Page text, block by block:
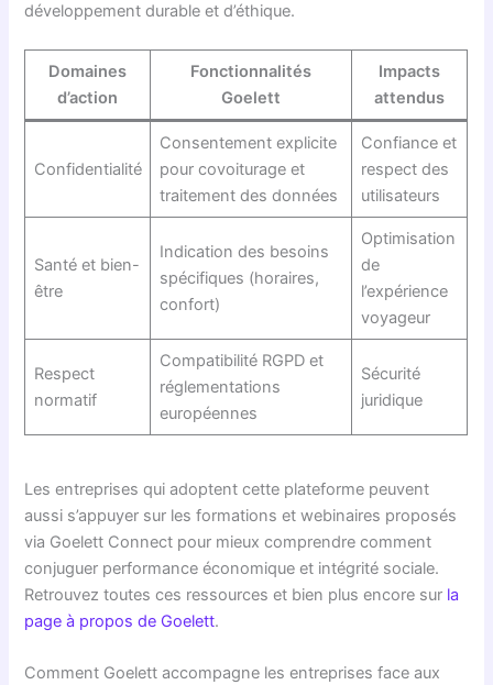
développement durable et d’éthique.
Domaines
d’action
Fonctionnalités
Goelett
Impacts
attendus
Confidentialité
Consentement explicite
pour covoiturage et
traitement des données
Confiance et
respect des
utilisateurs
Santé et bien-
être
Indication des besoins
spécifiques (horaires,
confort)
Optimisation
de
l’expérience
voyageur
Respect
normatif
Compatibilité RGPD et
réglementations
européennes
Sécurité
juridique
Les entreprises qui adoptent cette plateforme peuvent
aussi s’appuyer sur les formations et webinaires proposés
via Goelett Connect pour mieux comprendre comment
conjuguer performance économique et intégrité sociale.
Retrouvez toutes ces ressources et bien plus encore sur la
page à propos de Goelett.
Comment Goelett accompagne les entreprises face aux